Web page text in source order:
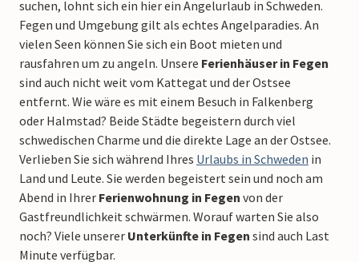
suchen, lohnt sich ein hier ein Angelurlaub in Schweden.
Fegen und Umgebung gilt als echtes Angelparadies. An
vielen Seen können Sie sich ein Boot mieten und
rausfahren um zu angeln. Unsere Ferienhäuser in Fegen
sind auch nicht weit vom Kattegat und der Ostsee
entfernt. Wie wäre es mit einem Besuch in Falkenberg
oder Halmstad? Beide Städte begeistern durch viel
schwedischen Charme und die direkte Lage an der Ostsee.
Verlieben Sie sich während Ihres Urlaubs in Schweden in
Land und Leute. Sie werden begeistert sein und noch am
Abend in Ihrer Ferienwohnung in Fegen von der
Gastfreundlichkeit schwärmen. Worauf warten Sie also
noch? Viele unserer Unterkünfte in Fegen sind auch Last
Minute verfügbar.